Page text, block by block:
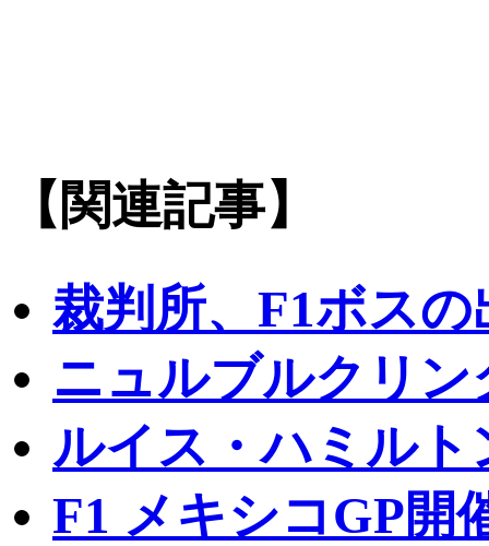
【関連記事】
裁判所、F1ボス
ニュルブルクリ
ルイス・ハミルト
F1 メキシコGP開